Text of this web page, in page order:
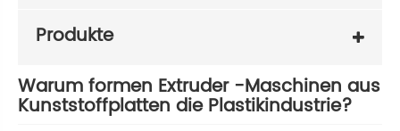
Produkte
Warum formen Extruder -Maschinen aus
Kunststoffplatten die Plastikindustrie?